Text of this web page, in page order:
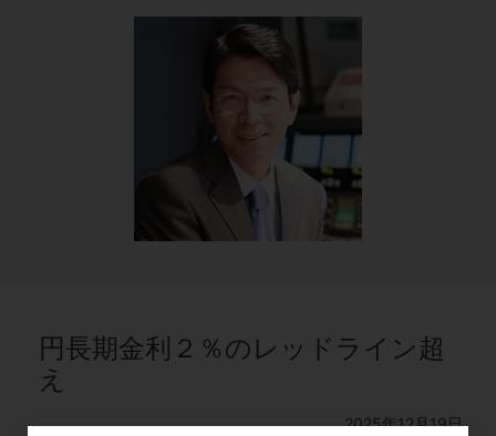
円長期金利２％のレッドライン超
え
2025年12月19日